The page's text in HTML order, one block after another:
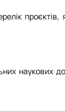
наукових